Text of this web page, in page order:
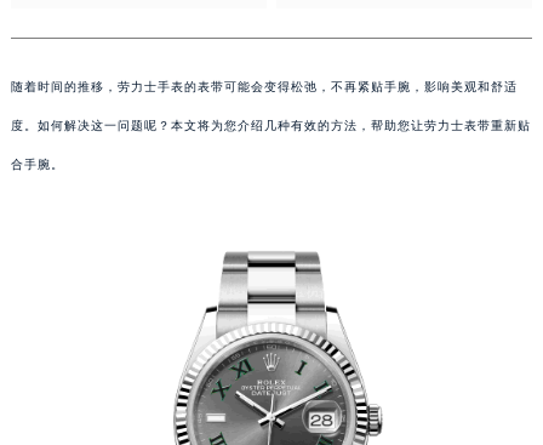
随着时间的推移，劳力士手表的表带可能会变得松弛，不再紧贴手腕，影响美观和舒适
度。如何解决这一问题呢？本文将为您介绍几种有效的方法，帮助您让劳力士表带重新贴
合手腕。